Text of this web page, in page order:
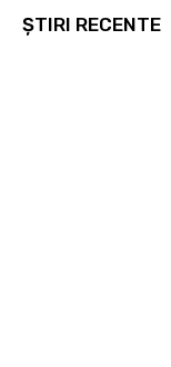
ȘTIRI RECENTE